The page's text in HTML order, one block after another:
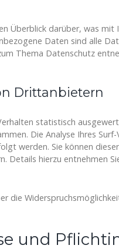
Überblick darüber, was
Daten sind alle
Thema Datenschutz
Drittanbietern
statistisch
Die Analyse Ihres
werden. Sie können
Details hierzu entnehmen
die
und